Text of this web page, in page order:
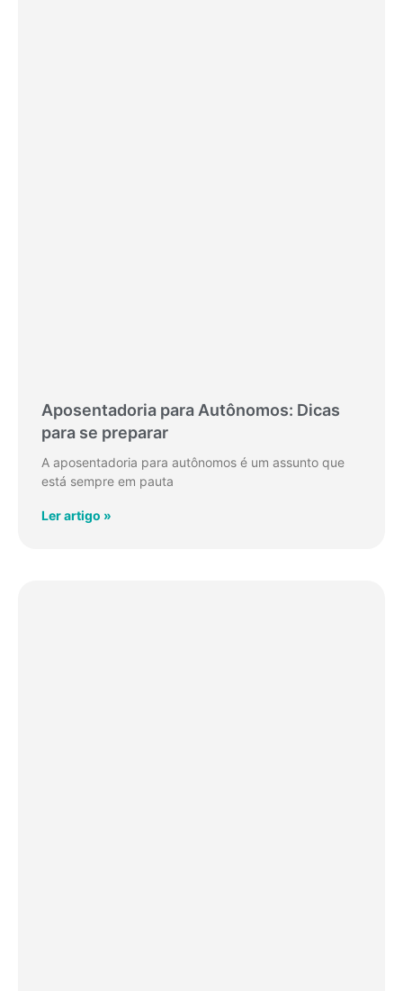
Aposentadoria para Autônomos: Dicas
para se preparar
A aposentadoria para autônomos é um assunto que
está sempre em pauta
Ler artigo »